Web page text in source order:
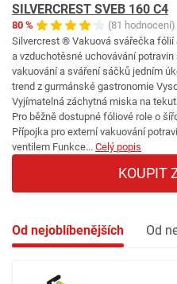
SILVERCREST SVEB 160 C4
80 %
(81 hodnocení)
Silvercrest ® Vakuová svářečka fólií
a vzduchotěsné uchovávání
vakuování a sváření sáčků jedním
trend z gurmánské gastronomie
Vyjímatelná záchytná miska na
Pro běžně dostupné fóliové role o
Přípojka pro externí vakuování
ventilem Funkce... Celý popis
KOUPIT
Od nejoblíbenějších Od